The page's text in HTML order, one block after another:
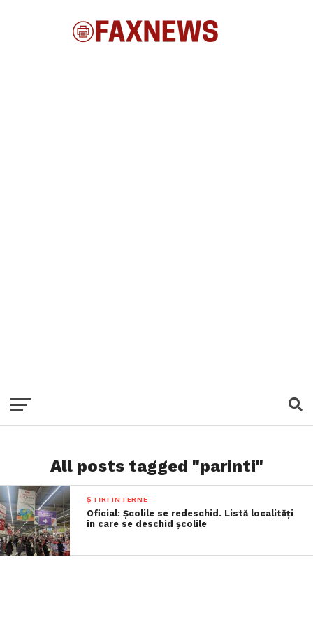
All posts tagged "parinti"
ȘTIRI INTERNE
Oficial: Școlile se redeschid. Listă localități
în care se deschid școlile